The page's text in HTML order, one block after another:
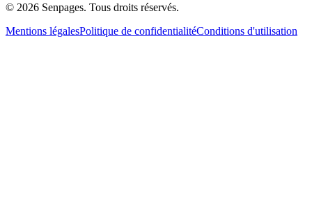
© 2026 Senpages. Tous droits réservés.
Mentions légalesPolitique de confidentialitéConditions d'utilisation